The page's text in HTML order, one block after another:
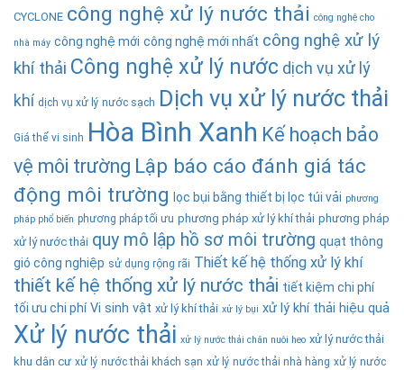
CYCLONE công nghệ xử lý nước thải công nghệ cho
nhà máy công nghệ mới công nghệ mới nhất công nghệ xử lý
khí thải Công nghệ xử lý nước dịch vụ xử lý
khí dịch vụ xử lý nước sạch Dịch vụ xử lý nước thải
Giá thể vi sinh Hòa Bình Xanh Kế hoạch bảo
vệ môi trường Lập báo cáo đánh giá tác
động môi trường lọc bụi bằng thiết bị lọc túi vải phương
pháp phổ biến phương pháp tối ưu phương pháp xử lý khí thải phương pháp
xử lý nước thải quy mô lập hồ sơ môi trường quạt thông
gió công nghiệp sử dụng rộng rãi Thiết kế hệ thống xử lý khí
thiết kế hệ thống xử lý nước thải tiết kiệm chi phí
tối ưu chi phí Vi sinh vật xử lý khí thải xử lý bụi xử lý khí thải hiệu quả
Xử lý nước thải xử lý nước thải chăn nuôi heo xử lý nước thải
khu dân cư xử lý nước thải khách sạn xử lý nước thải nhà hàng xử lý nước